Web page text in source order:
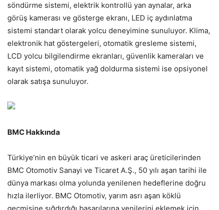
söndürme sistemi, elektrik kontrollü yan aynalar, arka
görüş kamerası ve gösterge ekranı, LED iç aydınlatma
sistemi standart olarak yolcu deneyimine sunuluyor. Klima,
elektronik hat göstergeleri, otomatik gresleme sistemi,
LCD yolcu bilgilendirme ekranları, güvenlik kameraları ve
kayıt sistemi, otomatik yağ doldurma sistemi ise opsiyonel
olarak satışa sunuluyor.
BMC Hakkında
Türkiye’nin en büyük ticari ve askeri araç üreticilerinden
BMC Otomotiv Sanayi ve Ticaret A.Ş., 50 yılı aşan tarihi ile
dünya markası olma yolunda yenilenen hedeflerine doğru
hızla ilerliyor. BMC Otomotiv, yarım asrı aşan köklü